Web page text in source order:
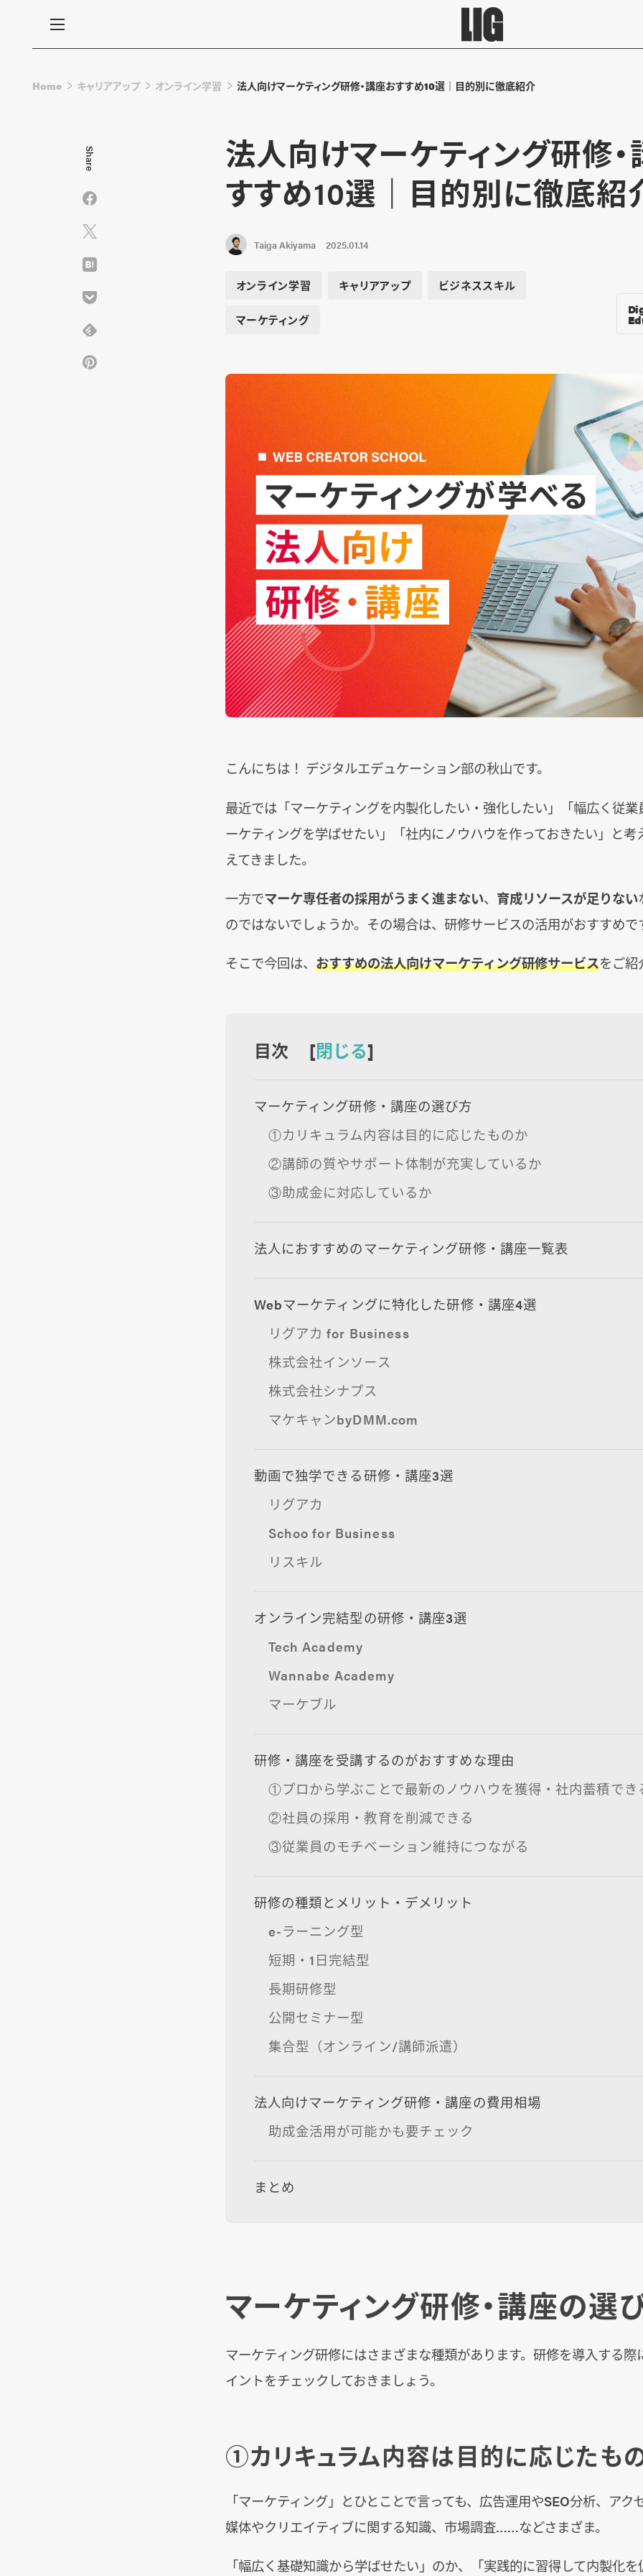
Home キャリアアップ オンライン学習 法人向けマーケティング研修・講座おすすめ10選｜目的別に徹底紹介
法人向けマーケティング研修
すすめ10選｜目的別に徹底紹
Taiga Akiyama 2025.01.14
オンライン学習 キャリアアップ ビジネススキル
マーケティング
こんにちは！ デジタルエデュケーション部の秋山です。
最近では「マーケティングを内製化したい・強化したい」「幅広く従
ーケティングを学ばせたい」「社内にノウハウを作っておきたい」と考
えてきました。
一方でマーケ専任者の採用がうまく進まない、 育成リソースが足りない
のではないでしょうか。その場合は、研修サービスの活用がおすすめで
そこで今回は、 おすすめの法人向けマーケティング研修サービスをご紹
目次 [閉じる]
マーケティング研修・講座の選び方
①カリキュラム内容は目的に応じたものか
②講師の質やサポート体制が充実しているか
③助成金に対応しているか
法人におすすめのマーケティング研修・講座一覧表
Webマーケティングに特化した研修・講座4選
リグアカ for Business
株式会社インソース
株式会社シナプス
マケキャンbyDMM.com
動画で独学できる研修・講座3選
リグアカ
Schoo for Business
リスキル
オンライン完結型の研修・講座3選
Tech Academy
Wannabe Academy
マーケブル
研修・講座を受講するのがおすすめな理由
①プロから学ぶことで最新のノウハウを獲得・社内蓄積でき
②社員の採用・教育を削減できる
③従業員のモチベーション維持につながる
研修の種類とメリット・デメリット
e-ラーニング型
短期・1日完結型
長期研修型
公開セミナー型
集合型（オンライン/講師派遣）
法人向けマーケティング研修・講座の費用相場
助成金活用が可能かも要チェック
まとめ
マーケティング研修・講座の選
マーケティング研修にはさまざまな種類があります。研修を導入する際
イントをチェックしておきましょう。
①カリキュラム内容は目的に応じたも
「マーケティング」とひとことで言っても、広告運用やSEO分析、アク
媒体やクリエイティブに関する知識、市場調査……などさまざま。
「幅広く基礎知識から学ばせたい」のか、「実践的に習得して内製化
Share